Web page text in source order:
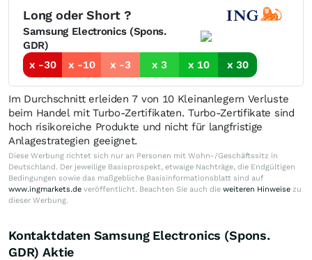
Long oder Short ?
Samsung Electronics (Spons.
GDR)
x -30
x -10 x -3 x 3 x 10 x 30
Im Durchschnitt erleiden 7 von 10 Kleinanlegern Verluste
beim Handel mit Turbo-Zertifikaten. Turbo-Zertifikate sind
hoch risikoreiche Produkte und nicht für langfristige
Anlagestrategien geeignet.
Diese Werbung richtet sich nur an Personen mit Wohn-/Geschäftssitz in
Deutschland. Der jeweilige Basisprospekt, etwaige Nachträge, die Endgültigen
Bedingungen sowie das maßgebliche Basisinformationsblatt sind auf
www.ingmarkets.de veröffentlicht. Beachten Sie auch die weiteren Hinweise zu
dieser Werbung.
Kontaktdaten Samsung Electronics (Spons.
GDR) Aktie